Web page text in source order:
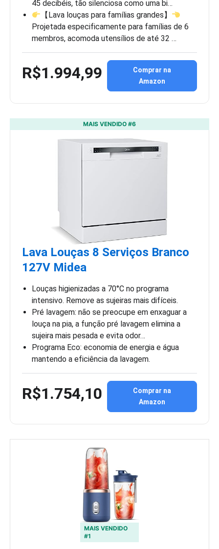
45 decibéis, tão silenciosa como uma bi…
【Lava louças para famílias grandes】
Projetada especificamente para famílias de 6
membros, acomoda utensílios de até 32 …
R$1.994,99
Comprar na
Amazon
MAIS VENDIDO #6
Lava Louças 8 Serviços Branco
127V Midea
Louças higienizadas a 70°C no programa
intensivo. Remove as sujeiras mais difíceis.
Pré lavagem: não se preocupe em enxaguar a
louça na pia, a função pré lavagem elimina a
sujeira mais pesada e evita odor…
Programa Eco: economia de energia e água
mantendo a eficiência da lavagem.
R$1.754,10
Comprar na
Amazon
MAIS VENDIDO
#1